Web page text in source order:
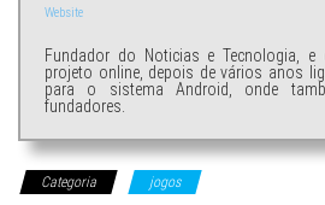
Website
Fundador do Noticias e Tecnologia,
projeto online, depois de vários anos
para o sistema Android, onde
fundadores.
Categoria jogos